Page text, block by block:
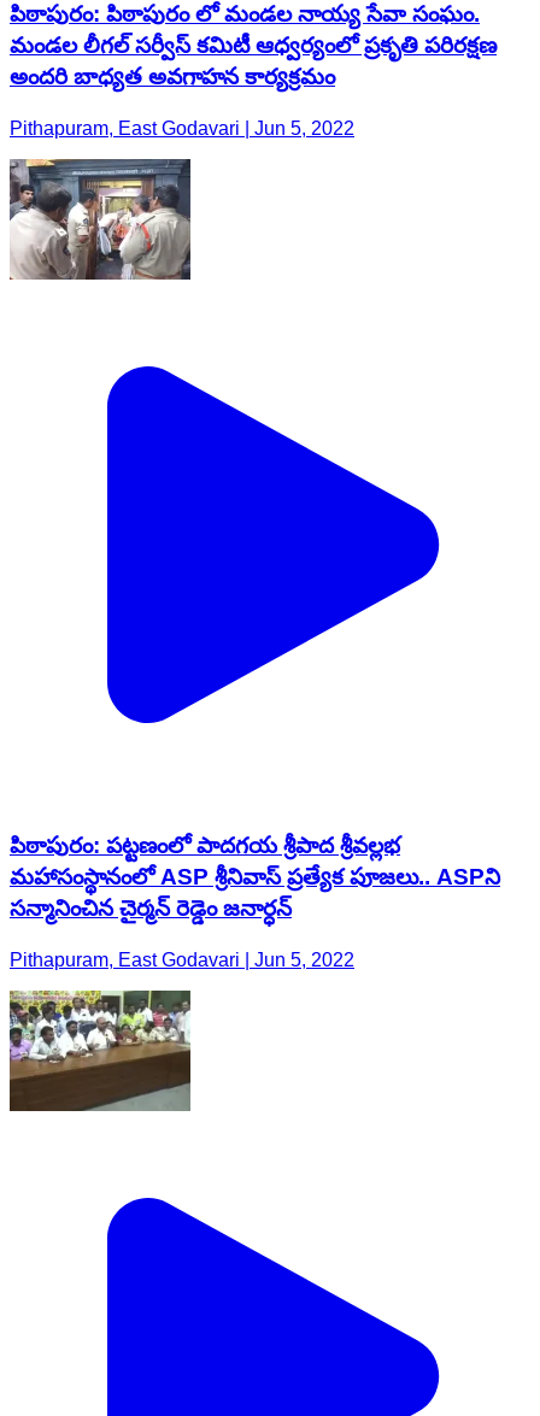
పిఠాపురం: పిఠాపురం లో మండల నాయ్య సేవా సంఘం.
మండల లీగల్ సర్వీస్ కమిటీ ఆధ్వర్యంలో ప్రకృతి పరిరక్షణ
అందరి బాధ్యత అవగాహన కార్యక్రమం
Pithapuram, East Godavari | Jun 5, 2022
పిఠాపురం: పట్టణంలో పాదగయ శ్రీపాద శ్రీవల్లభ
మహాసంస్థానంలో ASP శ్రీనివాస్ ప్రత్యేక పూజలు.. ASPని
సన్మానించిన చైర్మన్ రెడ్డెం జనార్ధన్
Pithapuram, East Godavari | Jun 5, 2022